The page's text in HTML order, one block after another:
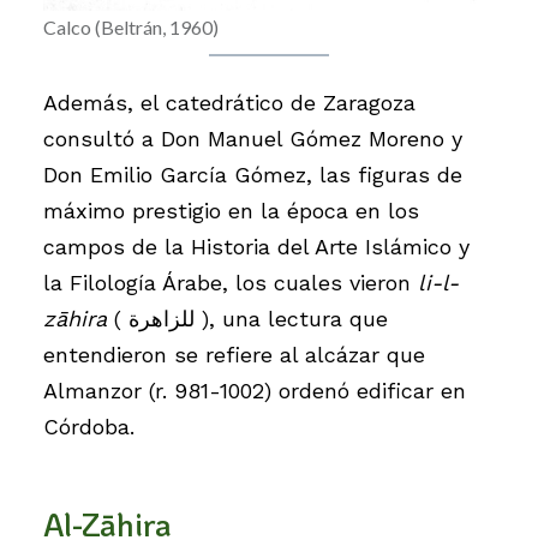
Calco (Beltrán, 1960)
Además, el catedrático de Zaragoza
consultó a Don Manuel Gómez Moreno y
Don Emilio García Gómez, las figuras de
máximo prestigio en la época en los
campos de la Historia del Arte Islámico y
la Filología Árabe, los cuales vieron li-l-
zāhira( للزاهرة ), una lectura que
entendieron se refiere al alcázar que
Almanzor (r. 981-1002) ordenó edificar en
Córdoba.
Al-Zāhira